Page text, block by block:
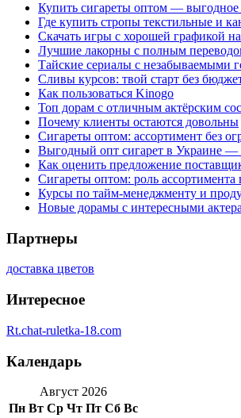
Купить сигареты оптом —
Где купить стропы текстильные и
Скачать игры с хорошей графикой
Лучшие лакорны с полным
Тайские сериалы с незабываемыми
Сливы курсов: твой старт без
Как пользоваться Kinogo
Топ дорам с отличным актёрским
Почему клиенты остаются довольны
Сигареты оптом: ассортимент без
Выгодный опт сигарет в Украине —
Как оценить предложение
Сигареты оптом: роль ассортимента
Курсы по тайм-менеджменту и
Новые дорамы с интересными
Партнеры
доставка цветов
Интересное
Rt.chat-ruletka-18.com
Календарь
Август 2026
Пн Вт Ср Чт Пт Сб Вс